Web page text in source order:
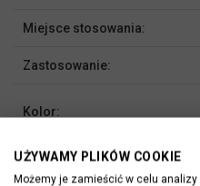
Miejsce stosowania:
Zastosowanie:
Kolor:
Producent / Importer:
UŻYWAMY PLIKÓW COOKIE
Możemy je zamieścić w celu